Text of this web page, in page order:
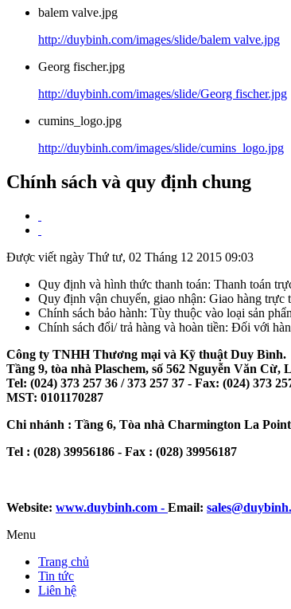
balem valve.jpg
http://duybinh.com/images/slide/balem valve.jpg
Georg fischer.jpg
http://duybinh.com/images/slide/Georg fischer.jpg
cumins_logo.jpg
http://duybinh.com/images/slide/cumins_logo.jpg
Chính sách và quy định chung
Được viết ngày Thứ tư, 02 Tháng 12 2015 09:03
Quy định và hình thức thanh toán: Thanh toán
Quy định vận chuyển, giao nhận: Giao hàng trực
Chính sách bảo hành: Tùy thuộc vào loại sản
Chính sách đổi/ trả hàng và hoàn tiền: Đối với
Công ty TNHH Thương mại và Kỹ thuật Duy Bình.
Tầng 9, tòa nhà Plaschem, số 562 Nguyễn Văn Cừ,
Tel: (024) 373 257 36 / 373 257 37 - Fax: (024) 373
MST: 0101170287
Chi nhánh : Tầng 6, Tòa nhà Charmington La
Tel : (028) 39956186 - Fax : (028) 39956187
Website: www.duybinh.com - Email:
Menu
Trang chủ
Tin tức
Liên hệ